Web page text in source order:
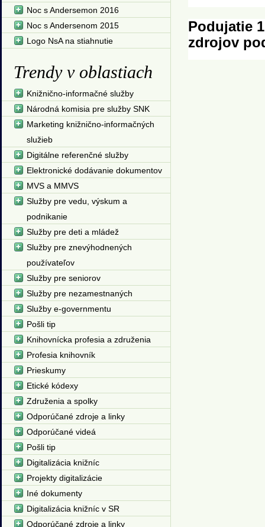
Podujatie
zdrojov
Noc s Andersemon 2016
Noc s Andersenom 2015
Logo NsA na stiahnutie
Trendy v oblastiach
Knižnično-informačné služby
Národná komisia pre služby SNK
Marketing knižnično-informačných
služieb
Digitálne referenčné služby
Elektronické dodávanie dokumentov
MVS a MMVS
Služby pre vedu, výskum a
podnikanie
Služby pre deti a mládež
Služby pre znevýhodnených
používateľov
Služby pre seniorov
Služby pre nezamestnaných
Služby e-governmentu
Pošli tip
Knihovnícka profesia a združenia
Profesia knihovník
Prieskumy
Etické kódexy
Združenia a spolky
Odporúčané zdroje a linky
Odporúčané videá
Pošli tip
Digitalizácia knižníc
Projekty digitalizácie
Iné dokumenty
Digitalizácia knižníc v SR
Odporúčané zdroje a linky